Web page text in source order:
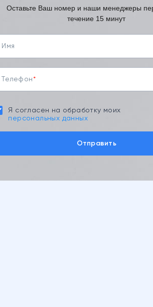
Оставьте Ваш номер и наши менеджеры
течение 15 минут
Имя
Телефон
Я согласен на обработку моих
персональных данных
Отправить